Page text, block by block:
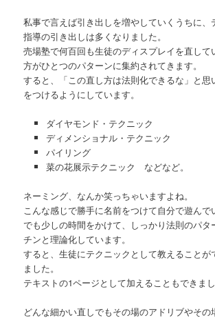
私事で言えば引き出しを増やしていくうちに、
指導の引き出しは多くなりました。
売場塾で何百回も生徒のディスプレイを直して
方がひとつのパターンに集約されてきます。
すると、「この直し方は法則化できるな」と思
をつけるようにしています。
ダイヤモンド・テクニック
ディメンショナル・テクニック
パイリング
菜の花展示テクニック などなど。
ネーミング、なんか笑っちゃいますよね。
こんな感じで勝手に名前をつけて自分で遊んで
でも少しの時間をかけて、しっかり法則のパタ
チンと理論化しています。
すると、生徒にテクニックとして教えることが
ました。
テキストの1ページとして加えることもできまし
どんな細かい直しでもその場のアドリブやその